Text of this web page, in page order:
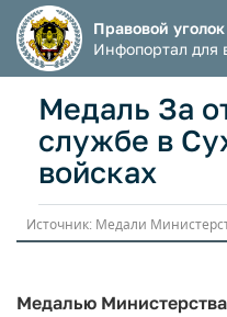
Правовой
Инфопортал для
Медаль За
службе в
войсках
Источник: Медали
Медалью